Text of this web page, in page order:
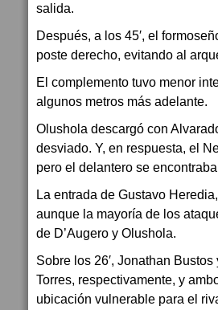
salida.
Después, a los 45′, el
poste derecho, evitando al
El complemento tuvo menor
algunos metros más adelante.
Olushola descargó con
desviado. Y, en respuesta, el
pero el delantero se
La entrada de Gustavo
aunque la mayoría de los
de D’Augero y Olushola.
Sobre los 26′, Jonathan
Torres, respectivamente, y
ubicación vulnerable para el